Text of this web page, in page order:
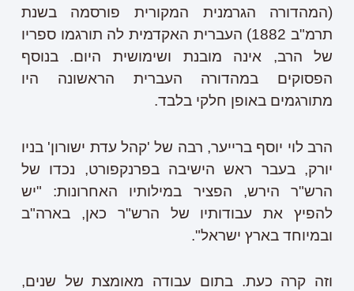
(המהדורה הגרמנית המקורית פורסמה בשנת
תרמ"ב 1882) העברית האקדמית לה תורגמו ספריו
של הרב, אינה מובנת ושימושית היום. בנוסף
הפסוקים במהדורה העברית הראשונה היו
מתורגמים באופן חלקי בלבד.
הרב לוי יוסף ברייער, רבה של 'קהל עדת ישורון' בניו
יורק, בעבר ראש הישיבה בפרנקפורט, נכדו של
הרש"ר הירש, הפציר במילותיו האחרונות: "יש
להפיץ את עבודותיו של הרש"ר כאן, בארה"ב
ובמיוחד בארץ ישראל".
וזה קרה כעת. בתום עבודה מאומצת של שנים,